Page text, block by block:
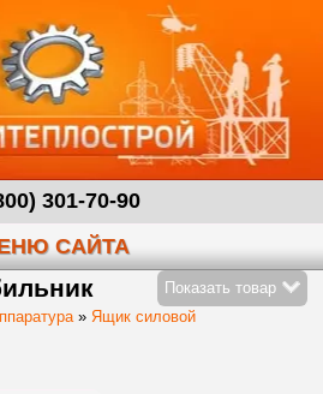
301-70-90
САЙТА
Показать товар
» Ящик силовой